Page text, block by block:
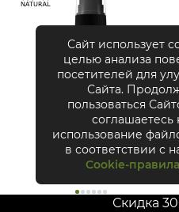
Сайт использует
целью анализа
посетителей для
Сайта.
пользоваться
соглашаетесь
использование
в соответствии с
Cookie-
Скидка